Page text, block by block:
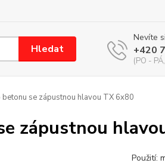
Hledat
Nevíte
+420
(PO -
betonu se zápustnou hlavou TX 6x80
zápustnou
Použití: